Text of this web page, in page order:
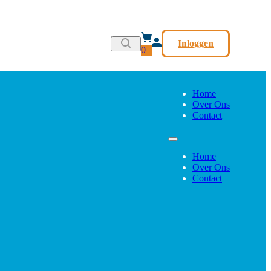
0
Inloggen
Home
Over Ons
Contact
Home
Over Ons
Contact